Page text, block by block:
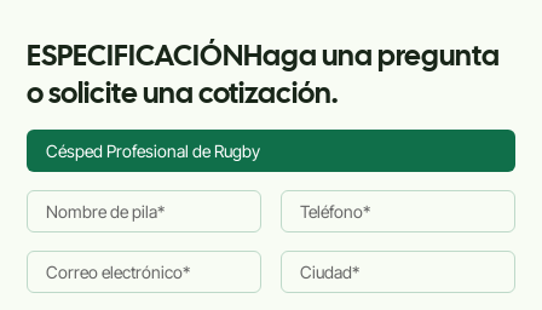
ESPECIFICACIÓNHaga una pregunta
o solicite una cotización.